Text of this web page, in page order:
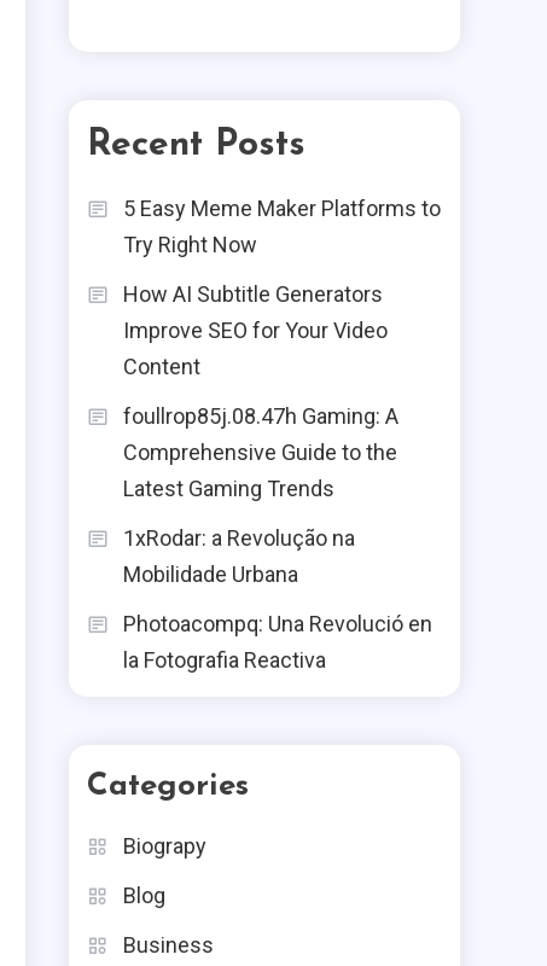
5
Oven
6
Business
Shopper’s Guide
Mouse Pad The Ultimate
Guide To Choosing The
Blog
Cast Iron Juicers:
Health
Recommendations
4
Recent Posts
5 Easy Meme Maker Platforms to
Try Right Now
How AI Subtitle Generators
Improve SEO for Your Video
Content
foullrop85j.08.47h Gaming: A
Comprehensive Guide to the
Latest Gaming Trends
1xRodar: a Revolução na
Mobilidade Urbana
Photoacompq: Una Revolució en
la Fotografia Reactiva
Categories
Biograpy
Blog
Business